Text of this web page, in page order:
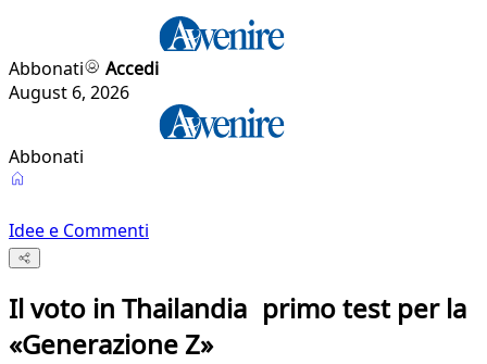
Abbonati
Accedi
August 6, 2026
Abbonati
Idee e Commenti
Il voto in Thailandia primo test per la
«Generazione Z»